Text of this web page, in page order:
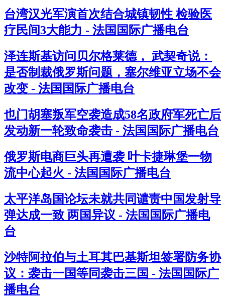
台湾汉光军演首次结合城镇韧性 检验医
疗民间3大能力 - 法国国际广播电台
泽连斯基访问贝尔格莱德， 武契奇说：
是否制裁俄罗斯问题，塞尔维亚立场不会
改变 - 法国国际广播电台
也门胡塞叛军空袭造成58名政府军死亡后
发动新一轮致命袭击 - 法国国际广播电台
俄罗斯电商巨头再遭袭 叶卡捷琳堡一物
流中心起火 - 法国国际广播电台
太平洋岛国论坛未就共同谴责中国发射导
弹达成一致 两国异议 - 法国国际广播电
台
沙特阿拉伯与土耳其巴基斯坦签署防务协
议：袭击一国等同袭击三国 - 法国国际广
播电台